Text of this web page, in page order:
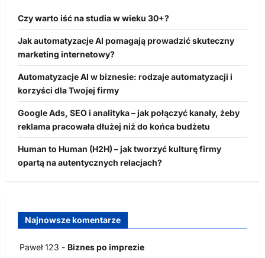
Czy warto iść na studia w wieku 30+?
Jak automatyzacje AI pomagają prowadzić skuteczny
marketing internetowy?
Automatyzacje AI w biznesie: rodzaje automatyzacji i
korzyści dla Twojej firmy
Google Ads, SEO i analityka – jak połączyć kanały, żeby
reklama pracowała dłużej niż do końca budżetu
Human to Human (H2H) – jak tworzyć kulturę firmy
opartą na autentycznych relacjach?
Najnowsze komentarze
Paweł 123 - Biznes po imprezie